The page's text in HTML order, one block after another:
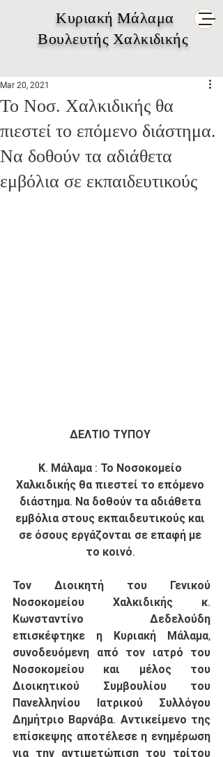
Κυριακή Μάλαμα
Βουλευτής Χαλκιδικής
Το Νοσ. Χαλκιδικής θα
πιεστεί το επόμενο διάστημα.
Να δοθούν τα αδιάθετα
εμβόλια σε εκπαιδευτικούς
Mar 20, 2021
ΔΕΛΤΙΟ ΤΥΠΟΥ
Κ. Μάλαμα : Το Νοσοκομείο
Χαλκιδικής θα πιεστεί το επόμενο
διάστημα. Να δοθούν τα αδιάθετα
εμβόλια στους εκπαιδευτικούς και
σε όσους εργάζονται σε επαφή με
το κοινό.
Τον Διοικητή του Γενικού
Νοσοκομείου Χαλκιδικής κ.
Κωνσταντίνο Δεδελούδη
επισκέφτηκε η Κυριακή Μάλαμα,
συνοδευόμενη από τον ιατρό του
Νοσοκομείου και μέλος του
Διοικητικού Συμβουλίου του
Πανελληνίου Ιατρικού Συλλόγου
Δημήτριο Βαρνάβα. Αντικείμενο της
επίσκεψης αποτέλεσε η ενημέρωση
για την αντιμετώπιση του τρίτου